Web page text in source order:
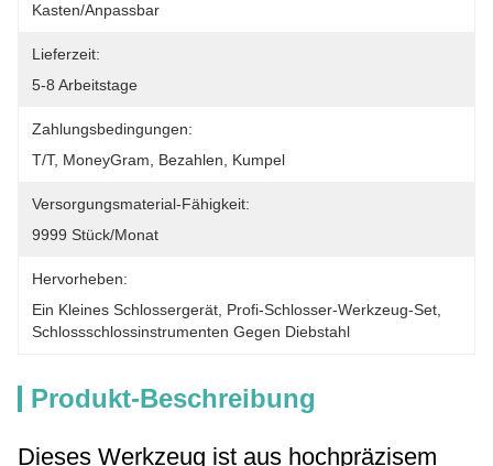
Kasten/Anpassbar
Lieferzeit:
5-8 Arbeitstage
Zahlungsbedingungen:
T/T, MoneyGram, Bezahlen, Kumpel
Versorgungsmaterial-Fähigkeit:
9999 Stück/Monat
Hervorheben:
Ein Kleines Schlossergerät Profi-Schlosser-Werkzeug-Set
Schlossschlossinstrumenten Gegen Diebstahl
Produkt-Beschreibung
Dieses Werkzeug ist aus hochpräzisem